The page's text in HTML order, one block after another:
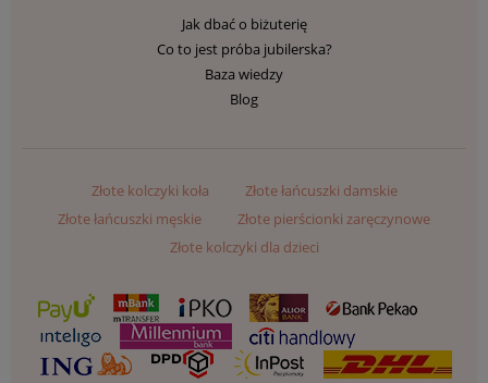
Jak dbać o biżuterię
Co to jest próba jubilerska?
Baza wiedzy
Blog
Złote kolczyki koła
Złote łańcuszki damskie
Złote łańcuszki męskie
Złote pierścionki zaręczynowe
Złote kolczyki dla dzieci